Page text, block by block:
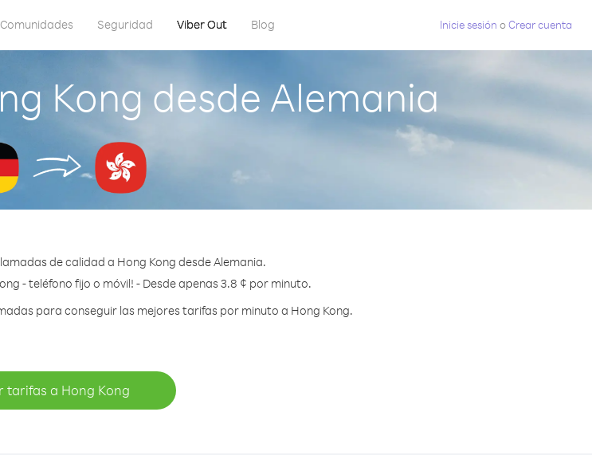
Comunidades Seguridad Viber Out Blog Inicie sesión oCrear cuenta
Kong desde Alemania
de calidad a Hong Kong desde Alemania.
- teléfono fijo o móvil! - Desde apenas 3.8 ¢ por minuto.
para conseguir las mejores tarifas por minuto a Hong Kong.
tarifas a Hong Kong